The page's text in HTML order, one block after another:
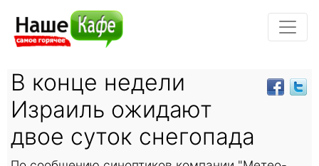
В конце недели
Израиль ожидают
двое суток снегопада